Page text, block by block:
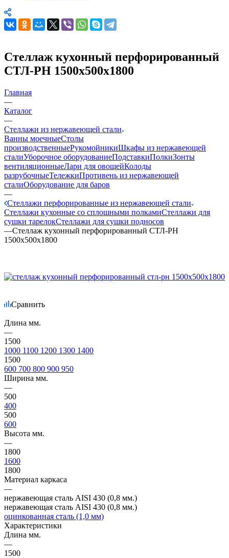
Стеллаж кухонный перфорированный
СТЛ-РН 1500х500х1800
Главная
—
Каталог
—
Стеллажи из нержавеющей стали
Ванны моечныеСтолы
производственныеРукомойникиШкафы из нержавеющей
сталиУборочное оборудованиеПодставкиПолкиЗонты
вентиляционныеЛари для овощейКолоды
разрубочныеТележкиПротивень из нержавеющей
сталиОборудование для баров
—
Стеллажи перфорированные из нержавеющей стали
Стеллажи кухонные со сплошными полкамиСтеллажи для
сушки тарелокСтеллажи для сушки подносов
—Стеллаж кухонный перфорированный СТЛ-РН
1500х500х1800
Сравнить
Длина мм.
—
1500
1000 1100 1200 1300 1400
1500
600 700 800 900 950
Ширина мм.
—
500
400
500
600
Высота мм.
—
1800
1600
1800
Материал каркаса
—
нержавеющая сталь AISI 430 (0,8 мм.)
нержавеющая сталь AISI 430 (0,8 мм.)
оцинкованная сталь (1,0 мм)
Характеристики
Длина мм.
—
1500